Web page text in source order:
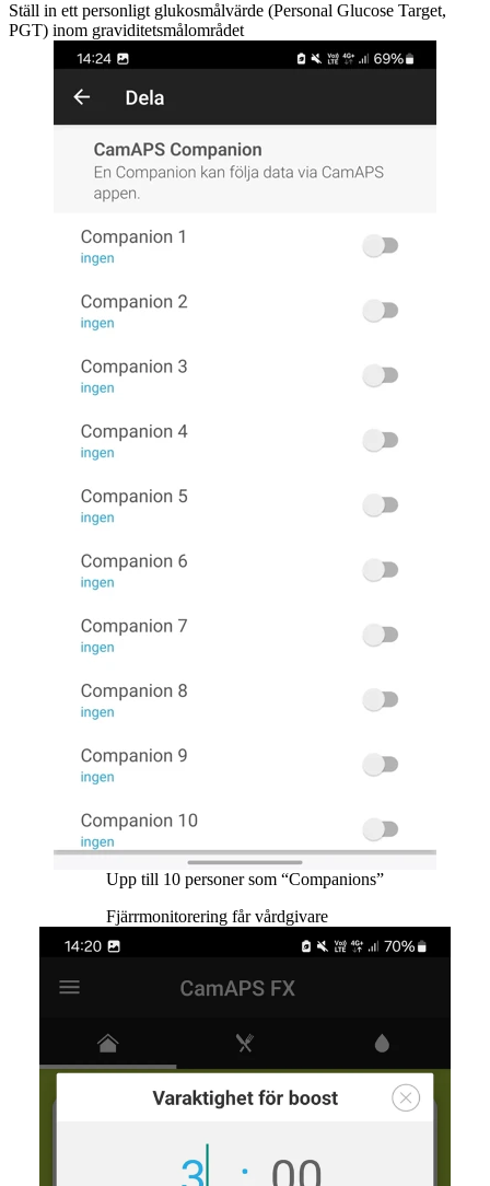
Ställ in ett personligt glukosmålvärde (Personal Glucose Target,
PGT) inom graviditetsmålområdet
Upp till 10 personer som “Companions”
Fjärrmonitorering får vårdgivare